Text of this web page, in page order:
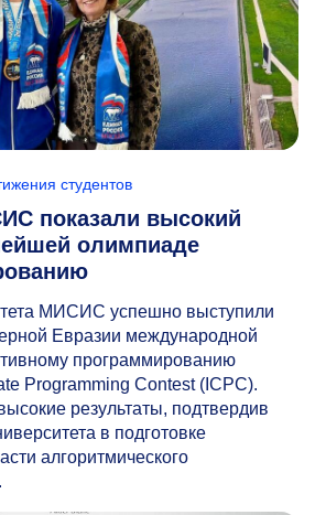
студентов
показали высокий
олимпиаде
МИСИС успешно выступили
Евразии международной
программированию
Programming Contest (ICPC).
результаты, подтвердив
в подготовке
алгоритмического